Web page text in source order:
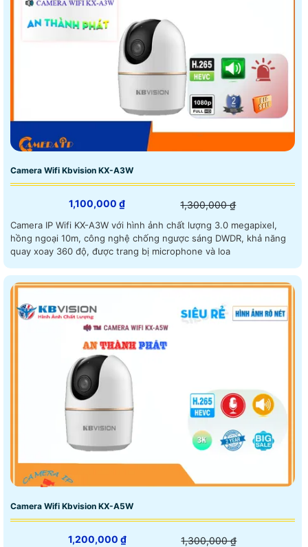
Camera Wifi Kbvision KX-A3W
1,100,000 ₫ 1,300,000 ₫
Camera IP Wifi KX-A3W với hình ảnh chất lượng 3.0 megapixel,
hồng ngoại 10m, công nghệ chống ngược sáng DWDR, khả năng
quay xoay 360 độ, được trang bị microphone và loa
Camera Wifi Kbvision KX-A5W
1,200,000 ₫ 1,300,000 ₫